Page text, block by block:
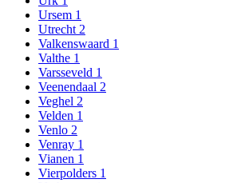
Ursem 1
Utrecht 2
Valkenswaard 1
Valthe 1
Varsseveld 1
Veenendaal 2
Veghel 2
Velden 1
Venlo 2
Venray 1
Vianen 1
Vierpolders 1